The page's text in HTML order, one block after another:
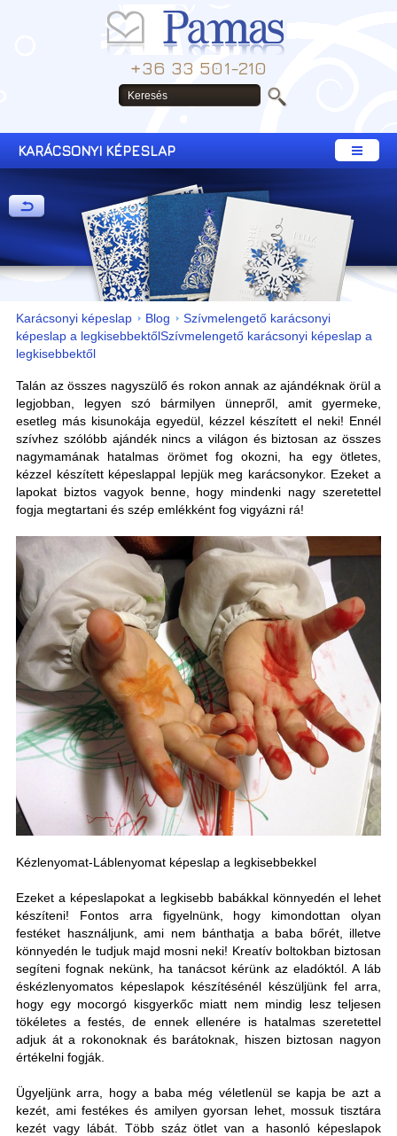
+36 33 501-210
KARÁCSONYI KÉPESLAP
Karácsonyi képeslap Blog
Szívmelengető karácsonyi
képeslap a legkisebbektőlSzívmelengető karácsonyi képeslap a
legkisebbektől
Talán az összes nagyszülő és rokon annak az ajándéknak örül a
legjobban, legyen szó bármilyen ünnepről, amit gyermeke,
esetleg más kisunokája egyedül, kézzel készített el neki! Ennél
szívhez szólóbb ajándék nincs a világon és biztosan az összes
nagymamának hatalmas örömet fog okozni, ha egy ötletes,
kézzel készített képeslappal lepjük meg karácsonykor. Ezeket a
lapokat biztos vagyok benne, hogy mindenki nagy szeretettel
fogja megtartani és szép emlékként fog vigyázni rá!
Kézlenyomat-Láblenyomat képeslap a legkisebbekkel
Ezeket a képeslapokat a legkisebb babákkal könnyedén el lehet
készíteni! Fontos arra figyelnünk, hogy kimondottan olyan
festéket használjunk, ami nem bánthatja a baba bőrét, illetve
könnyedén le tudjuk majd mosni neki! Kreatív boltokban biztosan
segíteni fognak nekünk, ha tanácsot kérünk az eladóktól. A láb
éskézlenyomatos képeslapok készítésénél készüljünk fel arra,
hogy egy mocorgó kisgyerkőc miatt nem mindig lesz teljesen
tökéletes a festés, de ennek ellenére is hatalmas szeretettel
adjuk át a rokonoknak és barátoknak, hiszen biztosan nagyon
értékelni fogják.
Ügyeljünk arra, hogy a baba még véletlenül se kapja be azt a
kezét, ami festékes és amilyen gyorsan lehet, mossuk tisztára
kezét vagy lábát. Több száz ötlet van a hasonló képeslapok